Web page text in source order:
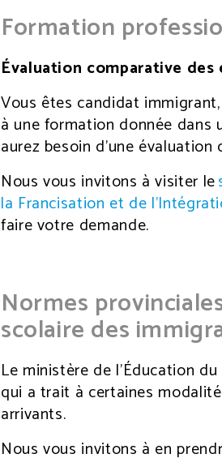
Formation
Évaluation comparative des
Vous êtes candidat
à une formation donnée dans
aurez besoin d’une
Nous vous invitons à visiter le
la Francisation et de
faire votre demande.
Normes
scolaire des
Le ministère de l’Éducation
qui a trait à certaines
arrivants.
Nous vous invitons à en